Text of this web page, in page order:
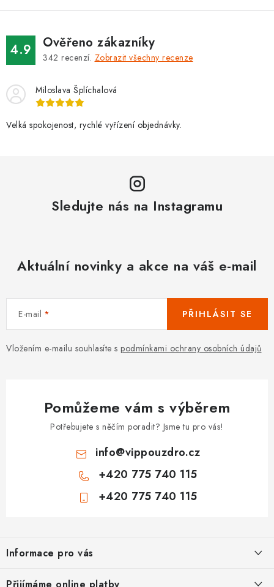
4.9 Ověřeno zákazníky
342 recenzí. Zobrazit všechny recenze
Miloslava Šplíchalová
Velká spokojenost, rychlé vyřízení objednávky.
Sledujte nás na Instagramu
Aktuální novinky a akce na váš e-mail
E-mail
Vložením e-mailu souhlasíte s podmínkami ochrany osobních údajů
PŘIHLÁSIT SE
Pomůžeme vám s výběrem
Potřebujete s něčím poradit? Jsme tu pro vás!
info@vippouzdro.cz
+420 775 740 115
+420 775 740 115
p
a
Informace pro vás
Jak nakupovat